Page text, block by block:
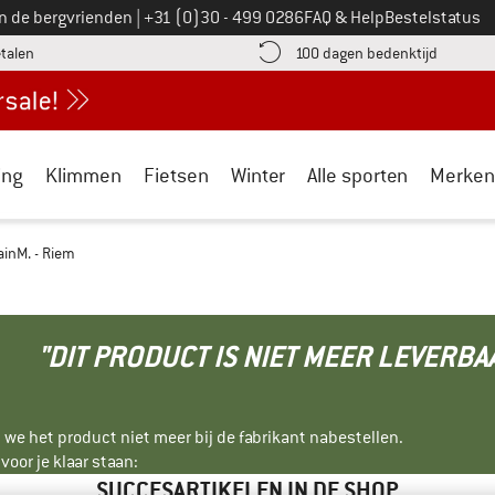
de bergvrienden Bel ons op
+31 (0)30 - 499 0286FAQ & HelpBestelstatus
vind de betalingsinformatie hier! Opent in een infovak
100 dagen bedenktijd Vind
Klimmen Fietsen Winter Alle sporten Merken
- Riem
"DIT PRODUCT IS NIET MEER
het product niet meer bij de fabrikant nabestellen.
je klaar staan: